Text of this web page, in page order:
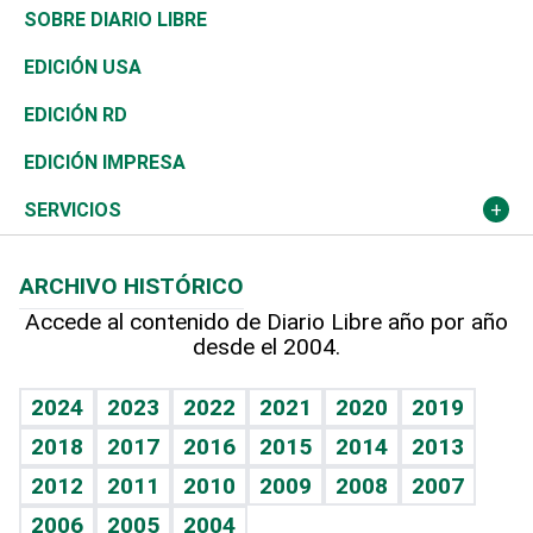
José Boquete
Reportajes
Asia
África
Ocenanía
Caribe
Resto del mundo
Consumo
Vivienda
Telecom.
Global y variable
Economía personal
Belleza
Buena Vida
Sociales
Novedades
Podcast Arte Libre
Hablando con el pediatra
Vida y familia
Eñe
Celebrando la vida
Golf
Ciclismo
Tenis
Olimpismo
Más deportes
Línea de hit
TBT Deportivo
De buena tinta
En Directo
El Espía
Noticiero Poteleche
Columnistas
Más firmas
Clima
Tecnología
Historia
Martes de tecnología
Cambio climático
Mundo
Economía
Revista
Deportes
Opinión
Hecho en casa
Guía del dinero
SOBRE DIARIO LIBRE
EDICIÓN USA
EDICIÓN RD
EDICIÓN IMPRESA
SERVICIOS
Cumpleaños
Horóscopos
Crucigramas
ARCHIVO HISTÓRICO
Accede al contenido de Diario Libre año por año
desde el 2004.
2024 2023 2022 2021 2020
2019
2018
2017 2016 2015 2014
2013
2012
2011 2010 2009 2008
2007
2006
2005 2004